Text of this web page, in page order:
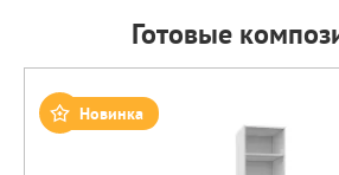
Готовые
Новинка